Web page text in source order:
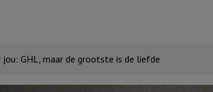
GHL, maar de grootste is de liefde